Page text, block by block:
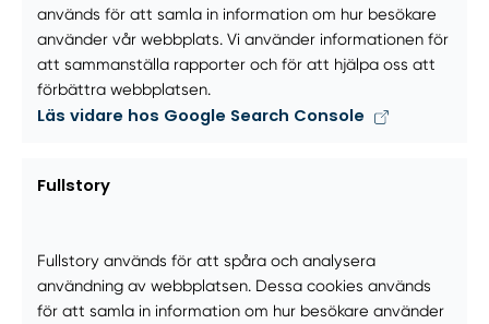
används för att samla in information om hur besökare
använder vår webbplats. Vi använder informationen för
att sammanställa rapporter och för att hjälpa oss att
förbättra webbplatsen.
Läs vidare hos Google Search Console
Fullstory
Fullstory används för att spåra och analysera
användning av webbplatsen. Dessa cookies används
för att samla in information om hur besökare använder